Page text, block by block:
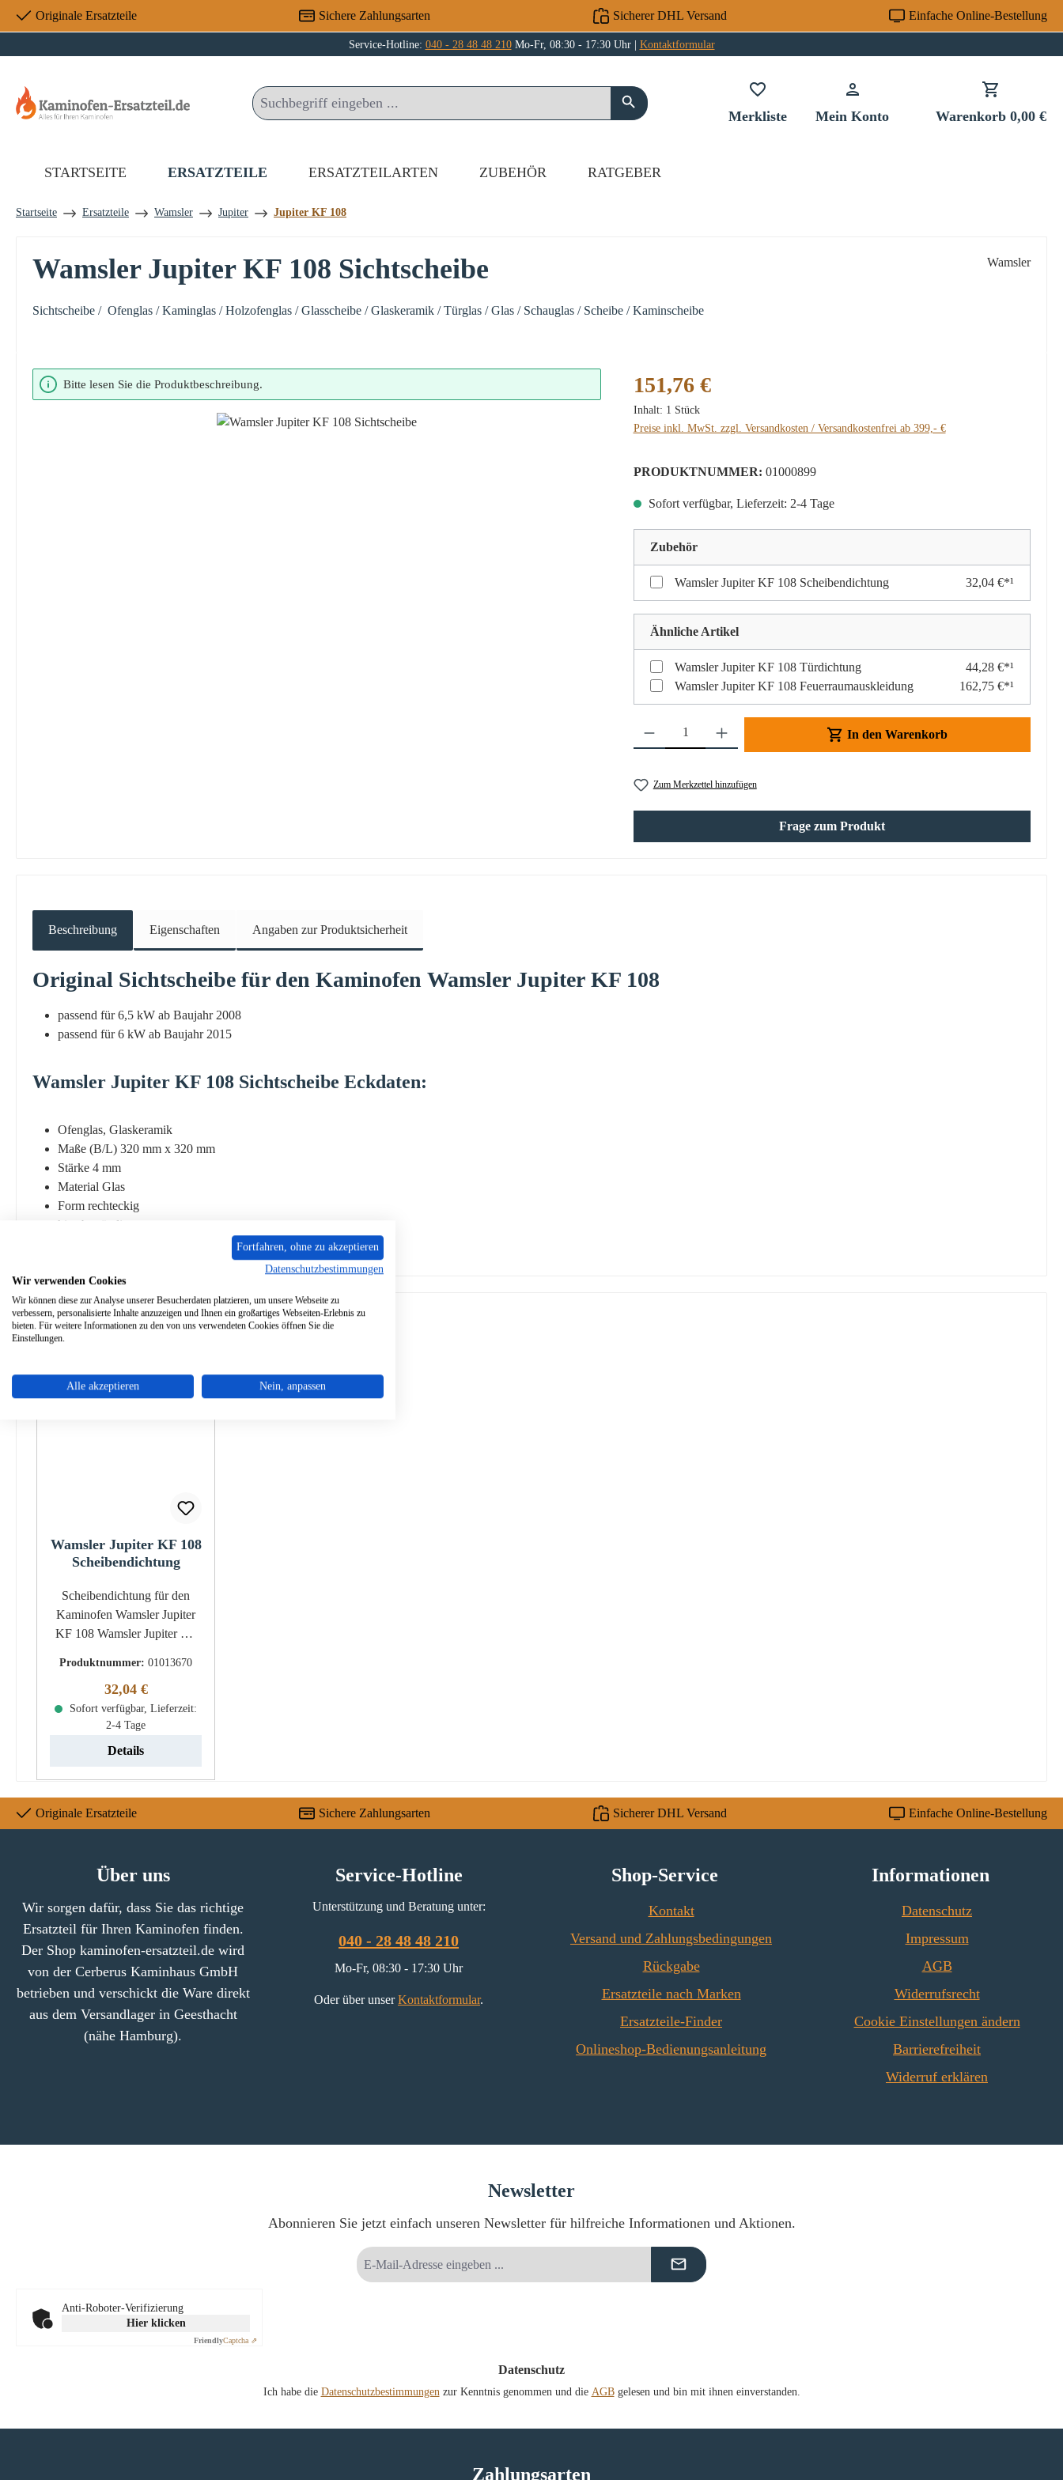
Hauptinhalt springen
Zur Suche springen
Zur Hauptnavigation springen
Originale Ersatzteile Sichere Zahlungsarten Sicherer DHL Versand Einfache Online-Bestellung
Service-Hotline: 040 - 28 48 48 210Mo-Fr, 08:30 - 17:30 Uhr | Kontaktformular
MerklisteDu hast 0 Produkte auf dem Merkzettel
Mein Konto Warenkorb 0,00 €
STARTSEITE ERSATZTEILE ERSATZTEILARTEN ZUBEHÖR RATGEBER
Startseite Ersatzteile Wamsler Jupiter Jupiter KF 108
Wamsler Jupiter KF 108 Sichtscheibe
Sichtscheibe / Ofenglas / Kaminglas / Holzofenglas / Glasscheibe / Glaskeramik / Türglas / Glas / Schauglas / Scheibe / Kaminscheibe
Wamsler
Bildergalerie überspringen
Bitte lesen Sie die Produktbeschreibung.
Regulärer Preis:
151,76 €
Inhalt: 1 Stück
Preise inkl. MwSt. zzgl. Versandkosten / Versandkostenfrei ab 399,- €
PRODUKTNUMMER: 01000899
Sofort verfügbar, Lieferzeit: 2-4 Tage
Zubehör
Wamsler Jupiter KF 108 Scheibendichtung 32,04 €*¹
Ähnliche Artikel
Wamsler Jupiter KF 108 Türdichtung
44,28 €*¹
Wamsler Jupiter KF 108 Feuerraumauskleidung
162,75 €*¹
Produkt Anzahl: Gib den gewünschten Wert ein oder benutze die Schaltflächen um die Anzahl
In den Warenkorb
Zum Merkzettel hinzufügen
Frage zum Produkt
Beschreibung Eigenschaften Angaben zur Produktsicherheit
Original Sichtscheibe für den Kaminofen Wamsler Jupiter KF 108
passend für 6,5 kW ab Baujahr 2008
passend für 6 kW ab Baujahr 2015
Wamsler Jupiter KF 108 Sichtscheibe Eckdaten:
Ofenglas, Glaskeramik
Maße (B/L) 320 mm x 320 mm
Stärke 4 mm
Material Glas
Form rechteckig
hitzebeständig
Zubehör Ähnliche Artikel
Wamsler Jupiter KF 108
Scheibendichtung
Scheibendichtung für den
Kaminofen Wamsler Jupiter
KF 108 Wamsler Jupiter KF
Glasband Kordeldichtung
Länge 2,00 m Durchmesser 6
mm
Produktnummer:01013670
Regulärer Preis:
32,04 €
Sofort verfügbar, Lieferzeit:
2-4 Tage
Details
Originale Ersatzteile Sichere Zahlungsarten Sicherer DHL Versand Einfache Online-Bestellung
Über uns
Wir sorgen dafür, dass Sie das richtige
Ersatzteil für Ihren Kaminofen finden.
Der Shop kaminofen-ersatzteil.de wird
von der Cerberus Kaminhaus GmbH
betrieben und verschickt die Ware direkt
aus dem Versandlager in Geesthacht
(nähe Hamburg).
Service-Hotline
Unterstützung und Beratung unter:
040 - 28 48 48 210
Mo-Fr, 08:30 - 17:30 Uhr
Oder über unserKontaktformular.
Shop-Service
Kontakt
Versand und Zahlungsbedingungen
Rückgabe
Ersatzteile nach Marken
Ersatzteile-Finder
Onlineshop-Bedienungsanleitung
Informationen
Datenschutz
Impressum
AGB
Widerrufsrecht
Cookie Einstellungen ändern
Barrierefreiheit
Widerruf erklären
Newsletter
Abonnieren Sie jetzt einfach unseren Newsletter für hilfreiche Informationen und Aktionen.
E-
Mail-
Anti-Roboter-Verifizierung
Hier klicken
FriendlyCaptcha ⇗
Datenschutz
Ich habe die Datenschutzbestimmungenzur Kenntnis genommen und die AGBgelesen und bin mit ihnen einverstanden.
Zahlungsarten
Fortfahren, ohne zu akzeptieren
Datenschutzbestimmungen
Wir verwenden Cookies
Wir können diese zur Analyse unserer Besucherdaten platzieren, um unsere Webseite zu
verbessern, personalisierte Inhalte anzuzeigen und Ihnen ein großartiges Webseiten-Erlebnis zu
bieten. Für weitere Informationen zu den von uns verwendeten Cookies öffnen Sie die
Einstellungen.
Alle akzeptieren Nein, anpassen